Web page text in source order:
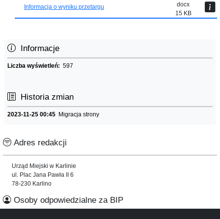
Informacja o wyniku przetargu
docx
15 KB
Informacje
Liczba wyświetleń: 597
Historia zmian
2023-11-25 00:45 Migracja strony
Adres redakcji
Urząd Miejski w Karlinie
ul. Plac Jana Pawła II 6
78-230 Karlino
Osoby odpowiedzialne za BIP